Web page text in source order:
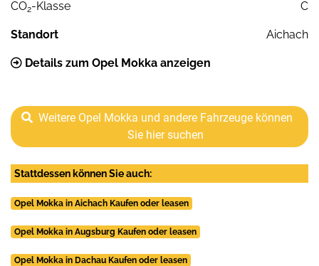
CO2-Klasse C
Standort Aichach
Details zum Opel Mokka anzeigen
Weitere Opel Mokka und andere Fahrzeuge können
Sie hier suchen
Stattdessen können Sie auch:
Opel Mokka in Aichach Kaufen oder leasen
Opel Mokka in Augsburg Kaufen oder leasen
Opel Mokka in Dachau Kaufen oder leasen